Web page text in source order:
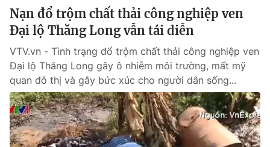
Nạn đổ trộm chất thải công nghiệp ven
Đại lộ Thăng Long vẫn tái diễn
VTV.vn - Tình trạng đổ trộm chất thải công nghiệp ven
Đại lộ Thăng Long gây ô nhiễm môi trường, mất mỹ
quan đô thị và gây bức xúc cho người dân sống...